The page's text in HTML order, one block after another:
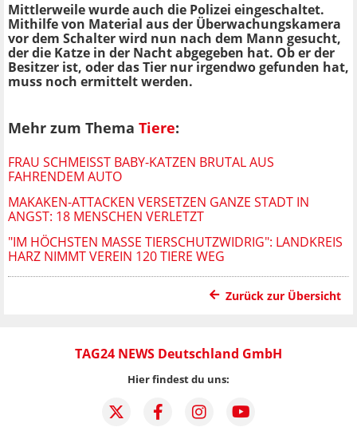
Mittlerweile wurde auch die Polizei eingeschaltet.
Mithilfe von Material aus der Überwachungskamera
vor dem Schalter wird nun nach dem Mann gesucht,
der die Katze in der Nacht abgegeben hat. Ob er der
Besitzer ist, oder das Tier nur irgendwo gefunden hat,
muss noch ermittelt werden.
Mehr zum Thema Tiere:
FRAU SCHMEISST BABY-KATZEN BRUTAL AUS F
AHRENDEM AUTO
MAKAKEN-ATTACKEN VERSETZEN GANZE STADT IN
ANGST: 18 MENSCHEN VERLETZT
"IM HÖCHSTEN MASSE TIERSCHUTZWIDRIG": LANDKREIS H
ARZ NIMMT VEREIN 120 TIERE WEG
Zurück zur Übersicht
TAG24 NEWS Deutschland GmbH
Hier findest du uns: